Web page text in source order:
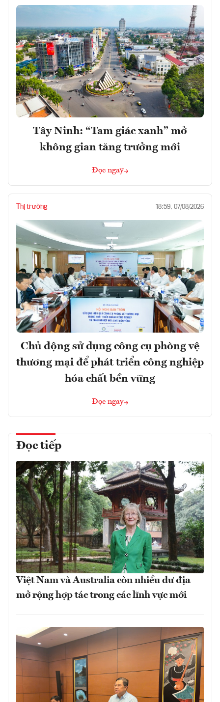
Tây Ninh: “Tam giác xanh” mở
không gian tăng trưởng mới
Đọc ngay
Thị trường 18:59, 07/08/2026
Chủ động sử dụng công cụ phòng vệ
thương mại để phát triển công nghiệp
hóa chất bền vững
Đọc ngay
Đọc tiếp
Việt Nam và Australia còn nhiều dư địa
mở rộng hợp tác trong các lĩnh vực mới